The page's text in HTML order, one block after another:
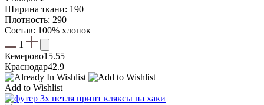
Ширина ткани: 190
Плотность: 290
Состав: 100% хлопок
1
Кемерово15.55
Краснодар42.9
Add to Wishlist